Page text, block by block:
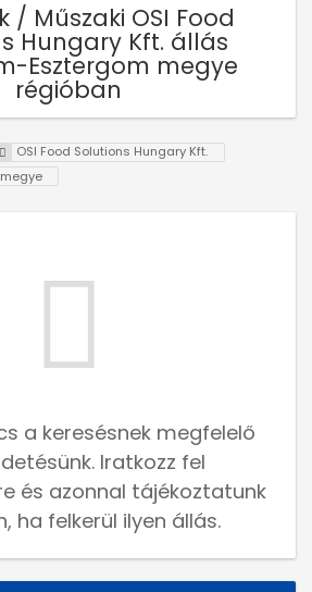
/ Műszaki OSI Food
Hungary Kft. állás
Esztergom megye
régióban
OSI Food Solutions Hungary Kft.
a keresésnek megfelelő
Iratkozz fel
és azonnal tájékoztatunk
ha felkerül ilyen állás.